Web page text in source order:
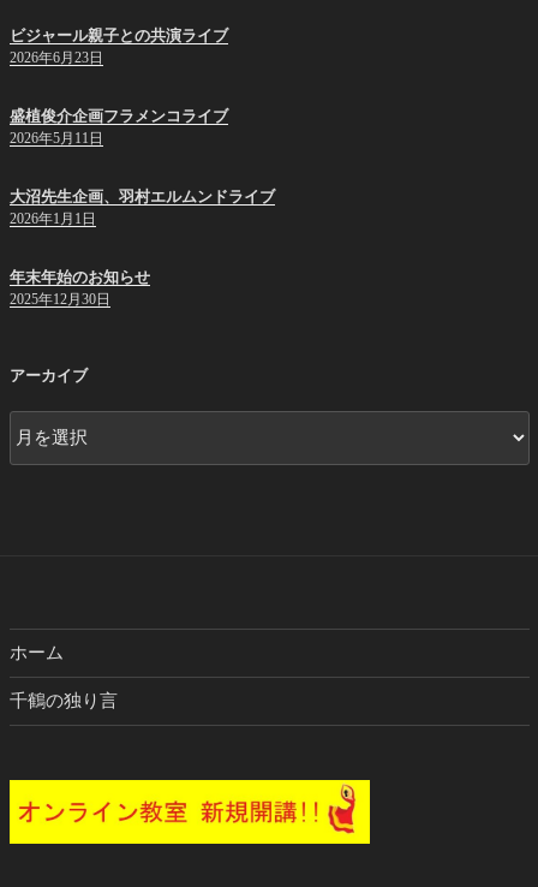
ビジャール親子との共演ライブ
2026年6月23日
盛植俊介企画フラメンコライブ
2026年5月11日
大沼先生企画、羽村エルムンドライブ
2026年1月1日
年末年始のお知らせ
2025年12月30日
アーカイブ
ホーム
千鶴の独り言